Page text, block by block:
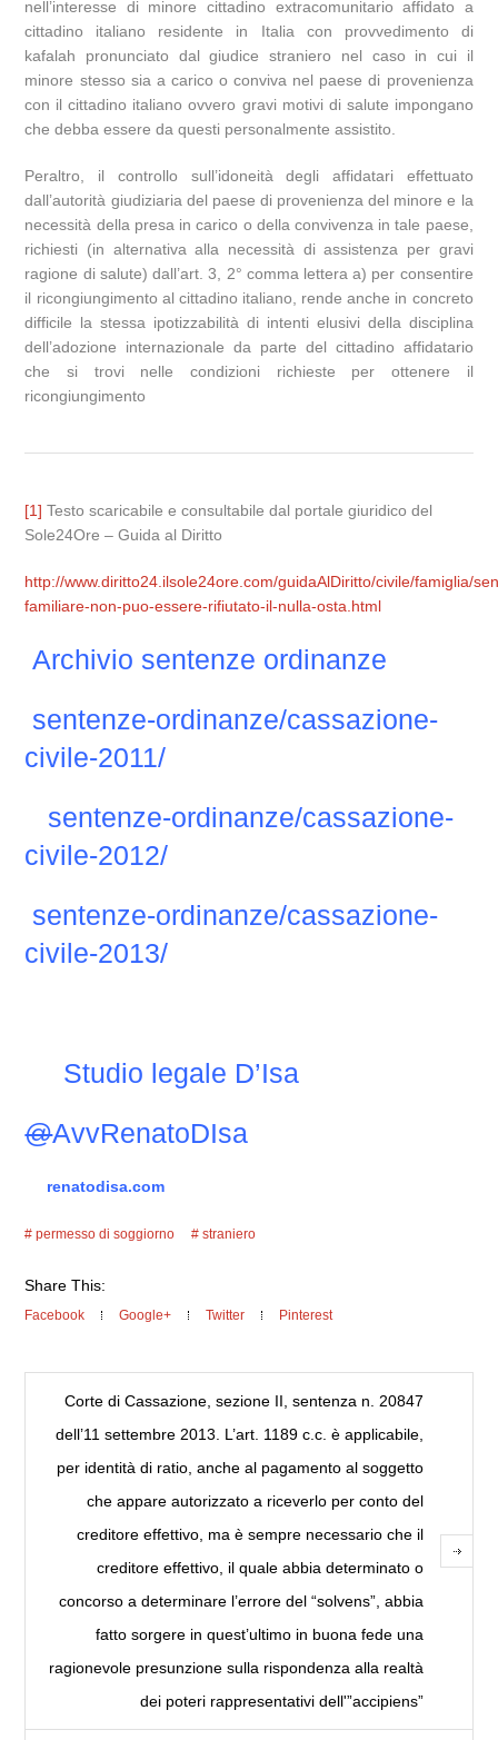
nell’interesse di minore cittadino extracomunitario affidato a
cittadino italiano residente in Italia con provvedimento di
kafalah pronunciato dal giudice straniero nel caso in cui il
minore stesso sia a carico o conviva nel paese di provenienza
con il cittadino italiano ovvero gravi motivi di salute impongano
che debba essere da questi personalmente assistito.
Peraltro, il controllo sull’idoneità degli affidatari effettuato
dall’autorità giudiziaria del paese di provenienza del minore e la
necessità della presa in carico o della convivenza in tale paese,
richiesti (in alternativa alla necessità di assistenza per gravi
ragione di salute) dall’art. 3, 2° comma lettera a) per consentire
il ricongiungimento al cittadino italiano, rende anche in concreto
difficile la stessa ipotizzabilità di intenti elusivi della disciplina
dell’adozione internazionale da parte del cittadino affidatario
che si trovi nelle condizioni richieste per ottenere il
ricongiungimento
[1] Testo scaricabile e consultabile dal portale giuridico del
Sole24Ore – Guida al Diritto
http://www.diritto24.ilsole24ore.com/guidaAlDiritto/civile/famiglia/
familiare-non-puo-essere-rifiutato-il-nulla-osta.html
Archivio sentenze ordinanze
sentenze-ordinanze/cassazione-
civile-2011/
sentenze-ordinanze/cassazione-
civile-2012/
sentenze-ordinanze/cassazione-
civile-2013/
Studio legale D’Isa
@AvvRenatoDIsa
renatodisa.com
permesso di soggiorno straniero
Share This:
Facebook Google+ Twitter Pinterest
Corte di Cassazione, sezione II, sentenza n. 20847
dell’11 settembre 2013. L’art. 1189 c.c. è applicabile,
per identità di ratio, anche al pagamento al soggetto
che appare autorizzato a riceverlo per conto del
creditore effettivo, ma è sempre necessario che il
creditore effettivo, il quale abbia determinato o
concorso a determinare l’errore del “solvens”, abbia
fatto sorgere in quest’ultimo in buona fede una
ragionevole presunzione sulla rispondenza alla realtà
dei poteri rappresentativi dell'”accipiens”